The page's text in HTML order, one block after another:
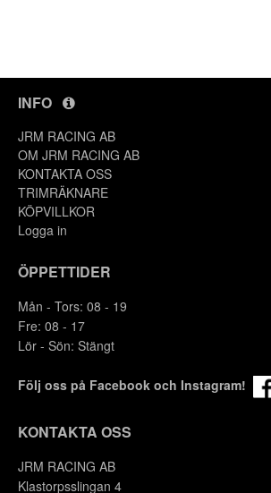
INFO
JRM RACING AB
OM JRM RACING AB
KONTAKTA OSS
TRIMRÄKNARE
KÖPVILLKOR
Logga in
ÖPPETTIDER
Mån - Tors: 08 - 19
Fre: 08 - 17
Lör - Sön: Stängt
Följ oss på Facebook och Instagram!
KONTAKTA OSS
JRM RACING AB
Klastorpsslingan 4